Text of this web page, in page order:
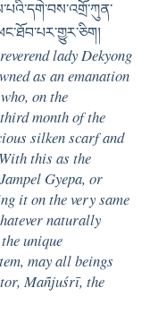
lady Dekyong
as an emanation
on the
month of the
silken scarf and
this as the
Gyepa, or
it on the very same
naturally
unique
may all beings
Mañjuśrī, the